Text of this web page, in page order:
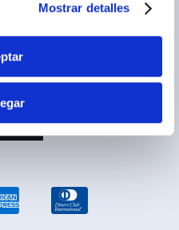
Mostrar detalles